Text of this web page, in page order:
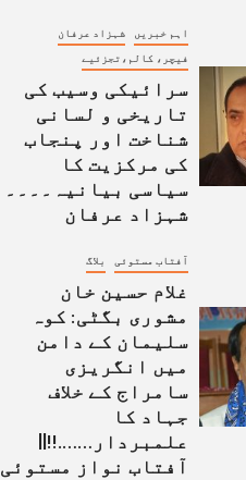
اہم خبریں شہزاد عرفان
فیچر، کالم،تجزئیے
سرائیکی وسیب کی
تاریخی و لسانی
شناخت اور پنجاب
کی مرکزیت کا
سیاسی بیانیہ۔۔۔۔
شہزاد عرفان
آفتاب مستوئی بلاگ
غلام حسین خان
مشوری بگٹی: کوہ
سلیمان کے دامن
میں انگریزی
سامراج کے خلاف
جہاد کا
علمبردار…….!!||
آفتاب نواز مستوئی